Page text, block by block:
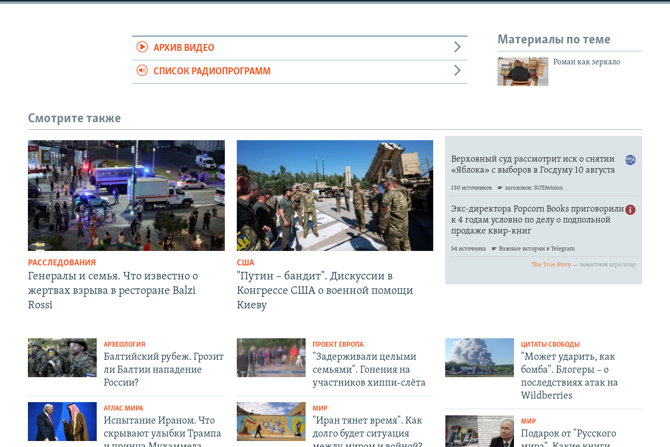
Материалы по теме
Роман как зеркало
АРХИВ ВИДЕО
СПИСОК РАДИОПРОГРАММ
Смотрите также
РАССЛЕДОВАНИЯ
Генералы и семья. Что известно о
жертвах взрыва в ресторане Balzi
Rossi
США
"Путин – бандит". Дискуссии в
Конгрессе США о военной помощи
Киеву
АРХЕОЛОГИЯ
Балтийский рубеж. Грозит
ли Балтии нападение
России?
АТЛАС МИРА
Испытание Ираном. Что
скрывают улыбки Трампа
ПРОЕКТ ЕВРОПА
"Задерживали целыми
семьями". Гонения на
участников хиппи-слёта
МИР
"Иран тянет время". Как
долго будет ситуация
ЦИТАТЫ СВОБОДЫ
"Может ударить, как
бомба". Блогеры – о
последствиях атак на
Wildberries
МИР
Подарок от "Русского